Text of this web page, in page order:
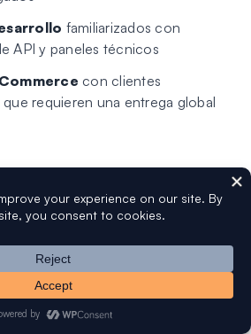
familiarizados con
API y paneles técnicos
con clientes
requieren una entrega global
locales que envían
correos electrónicos al mes
individuales
and-play
limitado